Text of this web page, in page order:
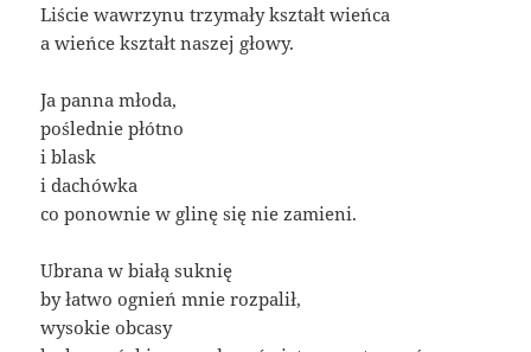
Liście wawrzynu trzymały kształt wieńca
a wieńce kształt naszej głowy.
Ja panna młoda,
poślednie płótno
i blask
i dachówka
co ponownie w glinę się nie zamieni.
Ubrana w białą suknię
by łatwo ognień mnie rozpalił,
wysokie obcasy